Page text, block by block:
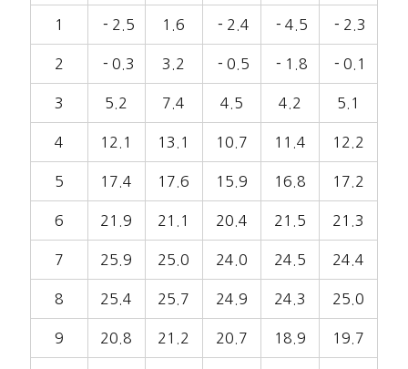
1 －2.5 1.6 －2.4 －4.5 －2.3
2 －0.3 3.2 －0.5 －1.8 －0.1
3 5.2 7.4 4.5 4.2 5.1
4 12.1 13.1 10.7 11.4 12.2
5 17.4 17.6 15.9 16.8 17.2
6 21.9 21.1 20.4 21.5 21.3
7 25.9 25.0 24.0 24.5 24.4
8 25.4 25.7 24.9 24.3 25.0
9 20.8 21.2 20.7 18.9 19.7